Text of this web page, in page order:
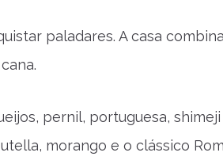
paladares. A casa
pernil, portuguesa,
morango e o clássico